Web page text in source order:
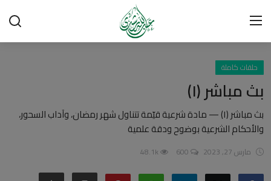
تسجيل الدخول
الرئيسية
شبهات وردود
العقيدة الإسلامية
حلقات كاملة
بث مباشر (١)
بث مباشر (١) — مادة شرعية قيّمة تتناول شهر رمضان، وآداب السحور،
والأحكام الشرعية بوضوح ودقة علمية
مارس 27, 2023